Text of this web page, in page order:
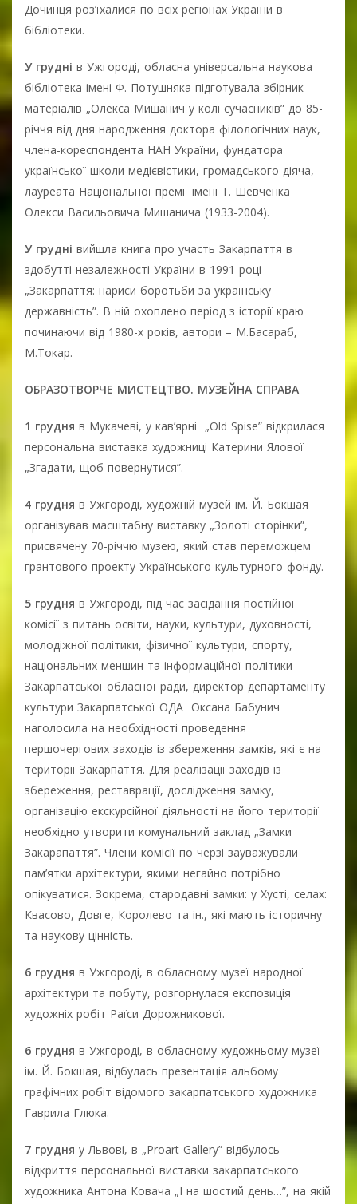
Дочинця роз’їхалися по всіх регіонах України в
бібліотеки.
У грудні в Ужгороді, обласна універсальна наукова
бібліотека імені Ф. Потушняка підготувала збірник
матеріалів „Олекса Мишанич у колі сучасників” до 85-
річчя від дня народження доктора філологічних наук,
члена-кореспондента НАН України, фундатора
української школи медієвістики, громадського діяча,
лауреата Національної премії імені Т. Шевченка
Олекси Васильовича Мишанича (1933-2004).
У грудні вийшла книга про участь Закарпаття в
здобутті незалежності України в 1991 році
„Закарпаття: нариси боротьби за українську
державність”. В ній охоплено період з історії краю
починаючи від 1980-х років, автори – М.Басараб,
М.Токар.
ОБРАЗОТВОРЧЕ МИСТЕЦТВО. МУЗЕЙНА СПРАВА
1 грудня в Мукачеві, у кав’ярні „Old Spise” відкрилася
персональна виставка художниці Катерини Ялової
„Згадати, щоб повернутися”.
4 грудня в Ужгороді, художній музей ім. Й. Бокшая
організував масштабну виставку „Золоті сторінки”,
присвячену 70-річчю музею, який став переможцем
грантового проекту Українського культурного фонду.
5 грудня в Ужгороді, під час засідання постійної
комісії з питань освіти, науки, культури, духовності,
молодіжної політики, фізичної культури, спорту,
національних меншин та інформаційної політики
Закарпатської обласної ради, директор департаменту
культури Закарпатської ОДА Оксана Бабунич
наголосила на необхідності проведення
першочергових заходів із збереження замків, які є на
території Закарпаття. Для реалізації заходів із
збереження, реставрації, дослідження замку,
організацію екскурсійної діяльності на його території
необхідно утворити комунальний заклад „Замки
Закарапаття”. Члени комісії по черзі зауважували
пам’ятки архітектури, якими негайно потрібно
опікуватися. Зокрема, стародавні замки: у Хусті, селах:
Квасово, Довге, Королево та ін., які мають історичну
та наукову цінність.
6 грудня в Ужгороді, в обласному музеї народної
архітектури та побуту, розгорнулася експозиція
художніх робіт Раїси Дорожникової.
6 грудня в Ужгороді, в обласному художньому музеї
ім. Й. Бокшая, відбулась презентація альбому
графічних робіт відомого закарпатського художника
Гаврила Глюка.
7 грудня у Львові, в „Proart Gallery” відбулось
відкриття персональної виставки закарпатського
художника Антона Ковача „І на шостий день…”, на якій